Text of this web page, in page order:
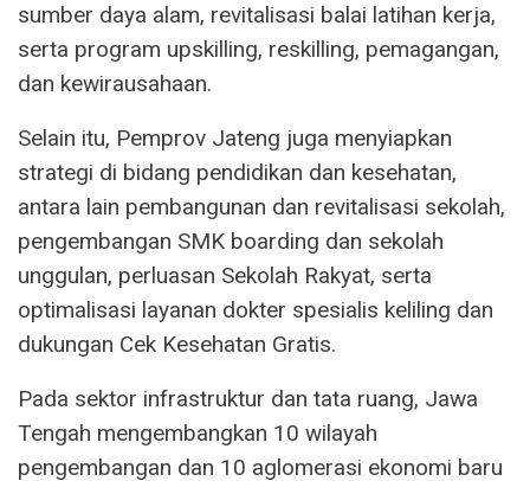
sumber daya alam, revitalisasi balai latihan kerja,
serta program upskilling, reskilling, pemagangan,
dan kewirausahaan.
Selain itu, Pemprov Jateng juga menyiapkan
strategi di bidang pendidikan dan kesehatan,
antara lain pembangunan dan revitalisasi sekolah,
pengembangan SMK boarding dan sekolah
unggulan, perluasan Sekolah Rakyat, serta
optimalisasi layanan dokter spesialis keliling dan
dukungan Cek Kesehatan Gratis.
Pada sektor infrastruktur dan tata ruang, Jawa
Tengah mengembangkan 10 wilayah
pengembangan dan 10 aglomerasi ekonomi baru